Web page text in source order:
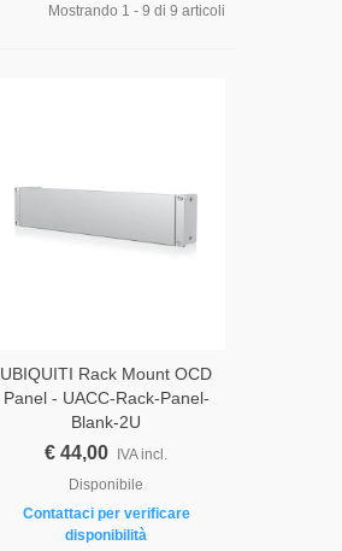
Mostrando 1 - 9 di 9 articoli
UBIQUITI Rack Mount OCD
Panel - UACC-Rack-Panel-
Blank-2U
€ 44,00
IVA incl.
Disponibile
Contattaci per verificare
disponibilità